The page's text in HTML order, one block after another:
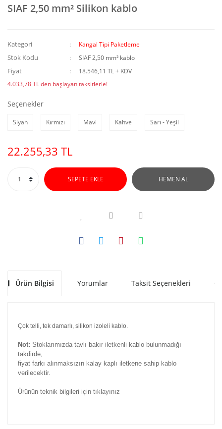
SIAF 2,50 mm² Silikon kablo
Kategori Kangal Tipi Paketleme
Stok Kodu SIAF 2,50 mm² kablo
Fiyat
18.546,11 TL + KDV
4.033,78 TL den başlayan taksitlerle!
Seçenekler
Siyah Kırmızı Mavi Kahve Sarı - Yeşil
22.255,33 TL
SEPETE EKLE HEMEN AL
Ürün Bilgisi Yorumlar Taksit Seçenekleri
Çok telli, tek damarlı, silikon izoleli kablo.
Not: Stoklarımızda tavlı bakır iletkenli kablo bulunmadığı
takdirde,
fiyat farkı alınmaksızın kalay kaplı iletkene sahip kablo
verilecektir.
Ürünün teknik bilgileri için tıklayınız